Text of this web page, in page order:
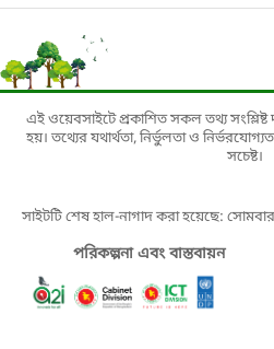
এই ওয়েবসাইটে প্রকাশিত সকল তথ্য সংশ্লিষ্ট
হয়। তথ্যের যথার্থতা, নির্ভুলতা ও
সচেষ্ট।
সাইটটি শেষ হাল-নাগাদ করা হয়েছে:
পরিকল্পনা এবং বাস্তবায়ন